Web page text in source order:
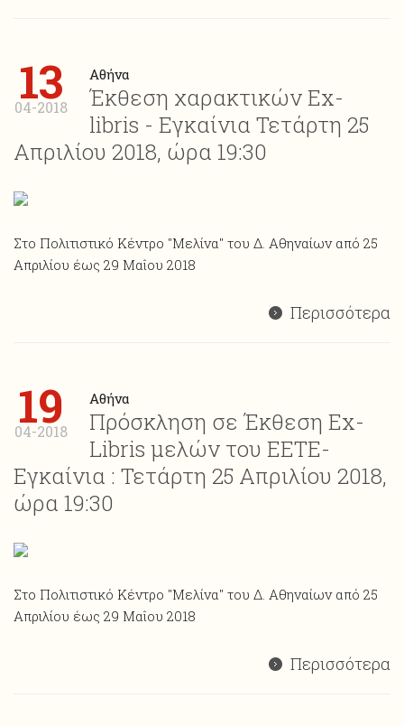
13
04-2018
Αθήνα
Έκθεση χαρακτικών Ex-
libris - Εγκαίνια Τετάρτη 25
Απριλίου 2018, ώρα 19:30
Στο Πολιτιστικό Κέντρο "Μελίνα" του Δ. Αθηναίων από 25
Απριλίου έως 29 Μαΐου 2018
Περισσότερα
19
04-2018
Αθήνα
Πρόσκληση σε Έκθεση Ex-
Libris μελών του ΕΕΤΕ-
Εγκαίνια : Τετάρτη 25 Απριλίου 2018,
ώρα 19:30
Στο Πολιτιστικό Κέντρο "Μελίνα" του Δ. Αθηναίων από 25
Απριλίου έως 29 Μαΐου 2018
Περισσότερα